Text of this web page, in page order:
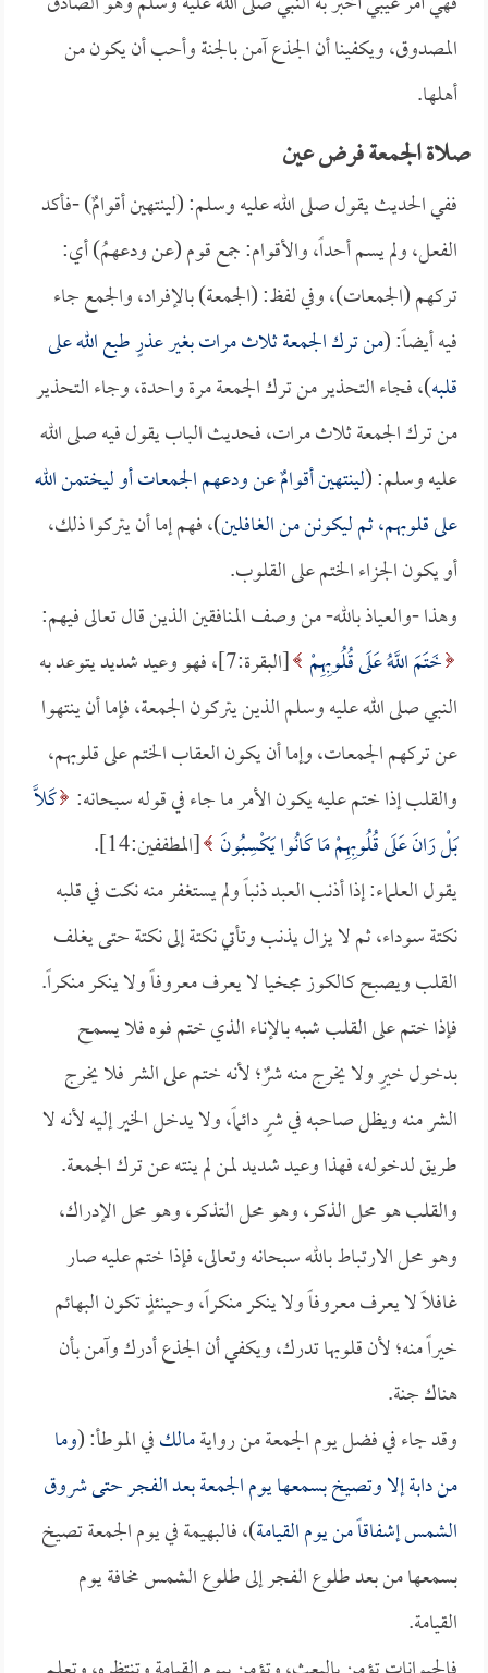
المصدوق، ويكفينا أن الجذع آمن بالجنة وأحب أن يكون من
أهلها.
صلاة الجمعة فرض عين
ففي الحديث يقول صلى الله عليه وسلم: (لينتهين أقوامٌ) -فأكد
الفعل، ولم يسم أحداً، والأقوام: جمع قوم (عن ودعهمُ) أي:
تركهم (الجمعات)، وفي لفظ: (الجمعة) بالإفراد، والجمع جاء
فيه أيضاً: (من ترك الجمعة ثلاث مرات بغير عذرٍ طبع الله على
قلبه)، فجاء التحذير من ترك الجمعة مرة واحدة، وجاء التحذير
من ترك الجمعة ثلاث مرات، فحديث الباب يقول فيه صلى الله
عليه وسلم: (لينتهين أقوامٌ عن ودعهم الجمعات أو ليختمن الله
على قلوبهم، ثم ليكونن من الغافلين)، فهم إما أن يتركوا ذلك،
أو يكون الجزاء الختم على القلوب.
وهذا -والعياذ بالله- من وصف المنافقين الذين قال تعالى فيهم:
خَتَمَ اللَّهُ عَلَى قُلُوبِهِمْ
[البقرة:7]، فهو وعيد شديد يتوعد به
النبي صلى الله عليه وسلم الذين يتركون الجمعة، فإما أن ينتهوا
عن تركهم الجمعات، وإما أن يكون العقاب الختم على قلوبهم،
والقلب إذا ختم عليه يكون الأمر ما جاء في قوله سبحانه: كَلاَّ
بَلْ رَانَ عَلَى قُلُوبِهِمْ مَا كَانُوا يَكْسِبُونَ [المطففين:14].
يقول العلماء: إذا أذنب العبد ذنباً ولم يستغفر منه نكت في قلبه
نكتة سوداء، ثم لا يزال يذنب وتأتي نكتة إلى نكتة حتى يغلف
القلب ويصبح كالكوز مجخيا لا يعرف معروفاً ولا ينكر منكراً.
فإذا ختم على القلب شبه بالإناء الذي ختم فوه فلا يسمح
بدخول خيرٍ ولا يخرج منه شرٌ؛ لأنه ختم على الشر فلا يخرج
الشر منه ويظل صاحبه في شرٍ دائماً، ولا يدخل الخير إليه لأنه لا
طريق لدخوله، فهذا وعيد شديد لمن لم ينته عن ترك الجمعة.
والقلب هو محل الذكر، وهو محل التذكر، وهو محل الإدراك،
وهو محل الارتباط بالله سبحانه وتعالى، فإذا ختم عليه صار
غافلاً لا يعرف معروفاً ولا ينكر منكراً، وحينئذٍ تكون البهائم
خيراً منه؛ لأن قلوبها تدرك، ويكفي أن الجذع أدرك وآمن بأن
هناك جنة.
وقد جاء في فضل يوم الجمعة من روايةمالكفي الموطأ: (وما
من دابة إلا وتصيخ بسمعها يوم الجمعة بعد الفجر حتى شروق
الشمس إشفاقاً من يوم القيامة)، فالبهيمة في يوم الجمعة تصيخ
بسمعها من بعد طلوع الفجر إلى طلوع الشمس مخافة يوم
القيامة.